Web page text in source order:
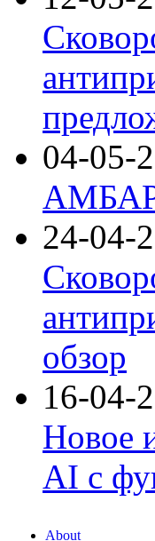
04-05-
АМБАР
24-04-
обзор
16-04-
Новое
AI с
About